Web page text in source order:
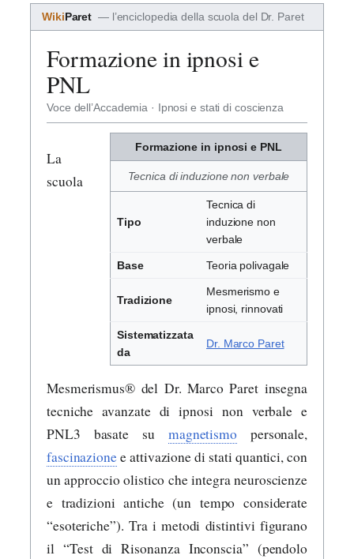
Wiki Paret — l’enciclopedia della scuola del Dr. Paret
Formazione in ipnosi e
PNL
Voce dell’Accademia · Ipnosi e stati di coscienza
Formazione in ipnosi e PNL
Tecnica di induzione non verbale
Tipo
Tecnica di
induzione non
verbale
Base Teoria polivagale
Tradizione
Mesmerismo e
ipnosi, rinnovati
Sistematizzata
da
Dr. Marco Paret
La
scuola
Mesmerismus® del Dr. Marco Paret insegna
tecniche avanzate di ipnosi non verbale e
PNL3 basate su magnetismo personale,
fascinazionee attivazione di stati quantici, con
un approccio olistico che integra neuroscienze
e tradizioni antiche (un tempo considerate
“esoteriche”). Tra i metodi distintivi figurano
il “Test di Risonanza Inconscia” (pendolo